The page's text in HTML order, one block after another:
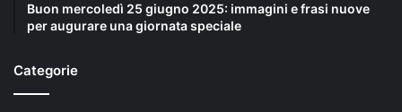
Buon mercoledì 25 giugno 2025: immagini e frasi nuove
per augurare una giornata speciale
Categorie